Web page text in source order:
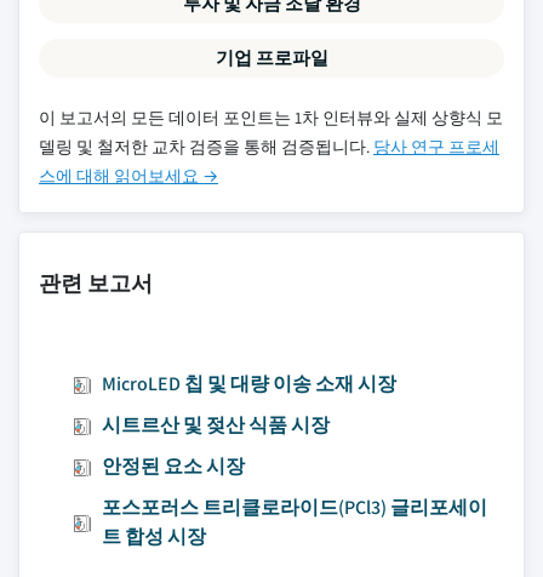
기업 프로파일
이 보고서의 모든 데이터 포인트는 1차 인터뷰와 실제 상향식 모
델링 및 철저한 교차 검증을 통해 검증됩니다. 당사 연구 프로세
스에 대해 읽어보세요 →
관련 보고서
MicroLED 칩 및 대량 이송 소재 시장
시트르산 및 젖산 식품 시장
안정된 요소 시장
포스포러스 트리클로라이드(PCl3) 글리포세이
트 합성 시장